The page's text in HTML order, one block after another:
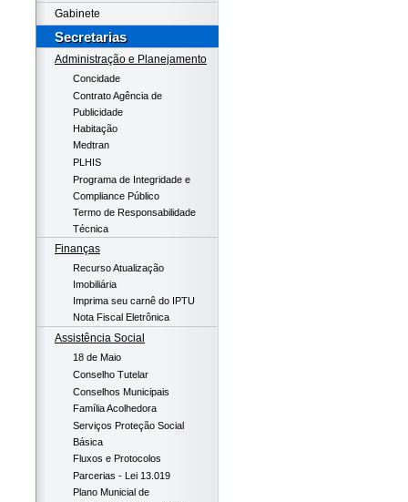
Gabinete
Secretarias
Administração e Planejamento
Concidade
Contrato Agência de
Publicidade
Habitação
Medtran
PLHIS
Programa de Integridade e
Compliance Público
Termo de Responsabilidade
Técnica
Finanças
Recurso Atualização
Imobiliária
Imprima seu carnê do IPTU
Nota Fiscal Eletrônica
Assistência Social
18 de Maio
Conselho Tutelar
Conselhos Municipais
Família Acolhedora
Serviços Proteção Social
Básica
Fluxos e Protocolos
Parcerias - Lei 13.019
Plano Municial de